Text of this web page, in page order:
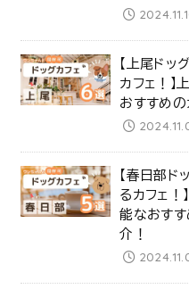
【上尾ドッ
カフェ！】
おすすめの
【春日部ド
るカフェ！
能なおすす
介！